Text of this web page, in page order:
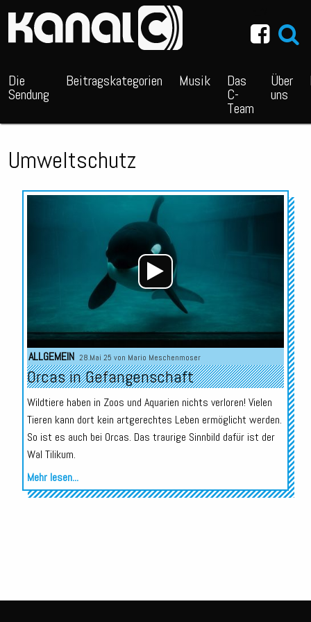
Die
Sendung
Beitragskategorien Musik Das
C-
Team
Über
uns
Umweltschutz
Audio-
Player
ALLGEMEIN 28.Mai 25 von Mario Meschenmoser
Orcas in Gefangenschaft
Wildtiere haben in Zoos und Aquarien nichts verloren! Vielen
Tieren kann dort kein artgerechtes Leben ermöglicht werden.
So ist es auch bei Orcas. Das traurige Sinnbild dafür ist der
Wal Tilikum.
Mehr lesen...